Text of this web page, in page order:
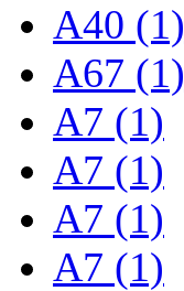
A40 (1)
A67 (1)
A7 (1)
A7 (1)
A7 (1)
A7 (1)